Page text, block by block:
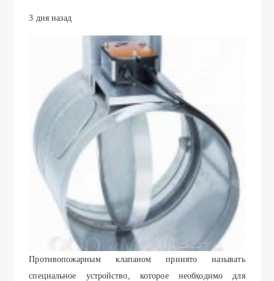
3 дня назад
Противопожарным клапаном принято называть
специальное устройство, которое необходимо для